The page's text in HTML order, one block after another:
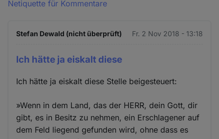
Netiquette für Kommentare
Stefan Dewald (nicht überprüft) Fr. 2 Nov 2018 - 13:18
Ich hätte ja eiskalt diese
Ich hätte ja eiskalt diese Stelle beigesteuert:
»Wenn in dem Land, das der HERR, dein Gott, dir
gibt, es in Besitz zu nehmen, ein Erschlagener auf
dem Feld liegend gefunden wird, ohne dass es